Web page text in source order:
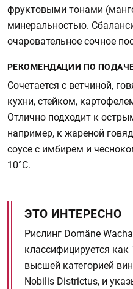
фруктовыми тонами
минеральностью.
очаровательное сочное
РЕКОМЕНДАЦИИ ПО
Сочетается с ветчиной,
кухни, стейком,
Отлично подходит к
например, к жареной
соусе с имбирем и
10°C.
ЭТО ИНТЕРЕСНО
Рислинг Domäne
классифицируется как
высшей категорией
Nobilis Districtus, и